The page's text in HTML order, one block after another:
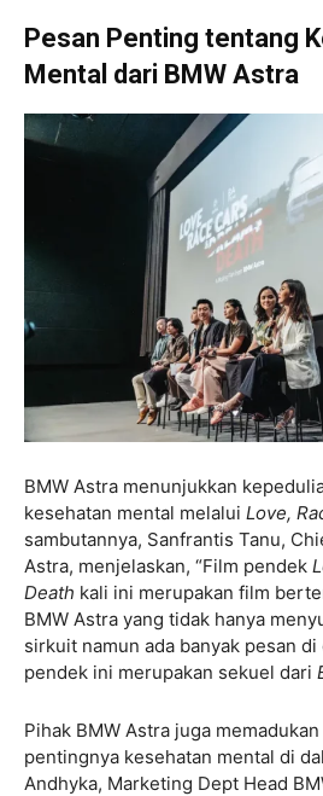
Pesan Penting tentang
Mental dari BMW Astra
BMW Astra menunjukkan
kesehatan mental melalui Love,
sambutannya, Sanfrantis Tanu,
Astra, menjelaskan, “Film pendek
Death kali ini merupakan film
BMW Astra yang tidak hanya
sirkuit namun ada banyak pesan di
pendek ini merupakan sekuel dari
Pihak BMW Astra juga
pentingnya kesehatan mental di
Andhyka, Marketing Dept Head